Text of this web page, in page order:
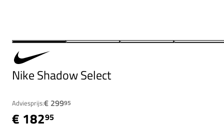
Nike Shadow Select
Adviesprijs:€ 29995
€ 18295